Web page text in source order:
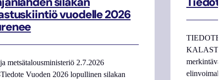
vuodelle 2026
metsätalousministeriö 2.7.2026
Vuoden 2026 lopullinen silakan